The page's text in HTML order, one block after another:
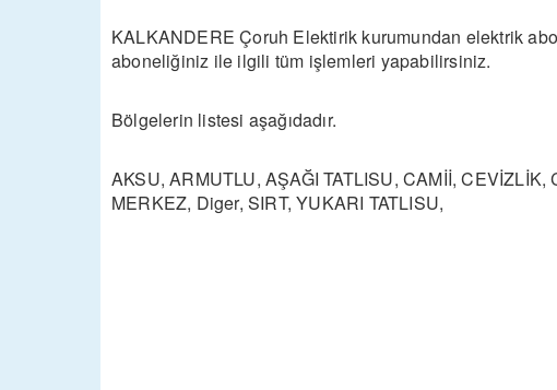
KALKANDERE Çoruh Elektirik kurumundan elektrik
aboneliğiniz ile ilgili tüm işlemleri yapabilirsiniz.
Bölgelerin listesi aşağıdadır.
AKSU, ARMUTLU, AŞAĞI TATLISU, CAMİİ,
MERKEZ, Diger, SIRT, YUKARI TATLISU,